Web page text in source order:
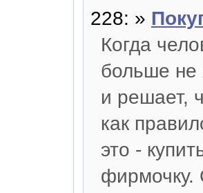
228: »
Когда
больше не
и решает,
как
это -
фирмочку.